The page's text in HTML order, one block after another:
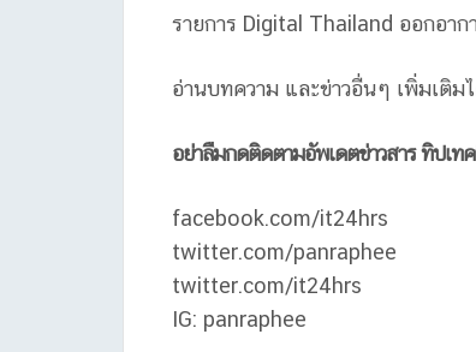
รายการ Digital Thailand ออกอาก
อ่านบทความ และข่าวอื่นๆ เพิ่มเติม
อย่าลืมกดติดตามอัพเดตข่าวสาร ทิปเ
facebook.com/it24hrs
twitter.com/panraphee
twitter.com/it24hrs
IG: panraphee